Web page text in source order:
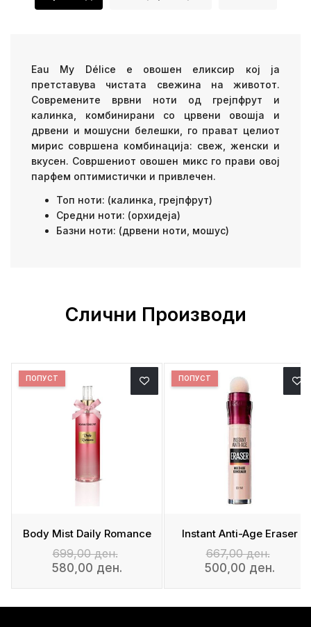
Eau My Délice е овошен еликсир кој ја
претставува чистата свежина на животот.
Современите врвни ноти од грејпфрут и
калинка, комбинирани со црвени овошја и
дрвени и мошусни белешки, го прават целиот
мирис совршена комбинација: свеж, женски и
вкусен. Совршениот овошен микс го прави овој
парфем оптимистички и привлечен.
Топ ноти: (калинка, грејпфрут)
Средни ноти: (орхидеја)
Базни ноти: (дрвени ноти, мошус)
Слични Производи
Body Mist Daily Romance
ПОПУСТ
699,00 ден.
580,00 ден.
Instant Anti-Age Eraser
ПОПУСТ
667,00 ден.
500,00 ден.